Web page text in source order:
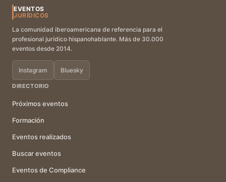
EVENTOS
JURÍDICOS
La comunidad iberoamericana de referencia para el
profesional jurídico hispanohablante. Más de 30.000
eventos desde 2014.
Instagram Bluesky
DIRECTORIO
Próximos eventos
Formación
Eventos realizados
Buscar eventos
Eventos de Compliance